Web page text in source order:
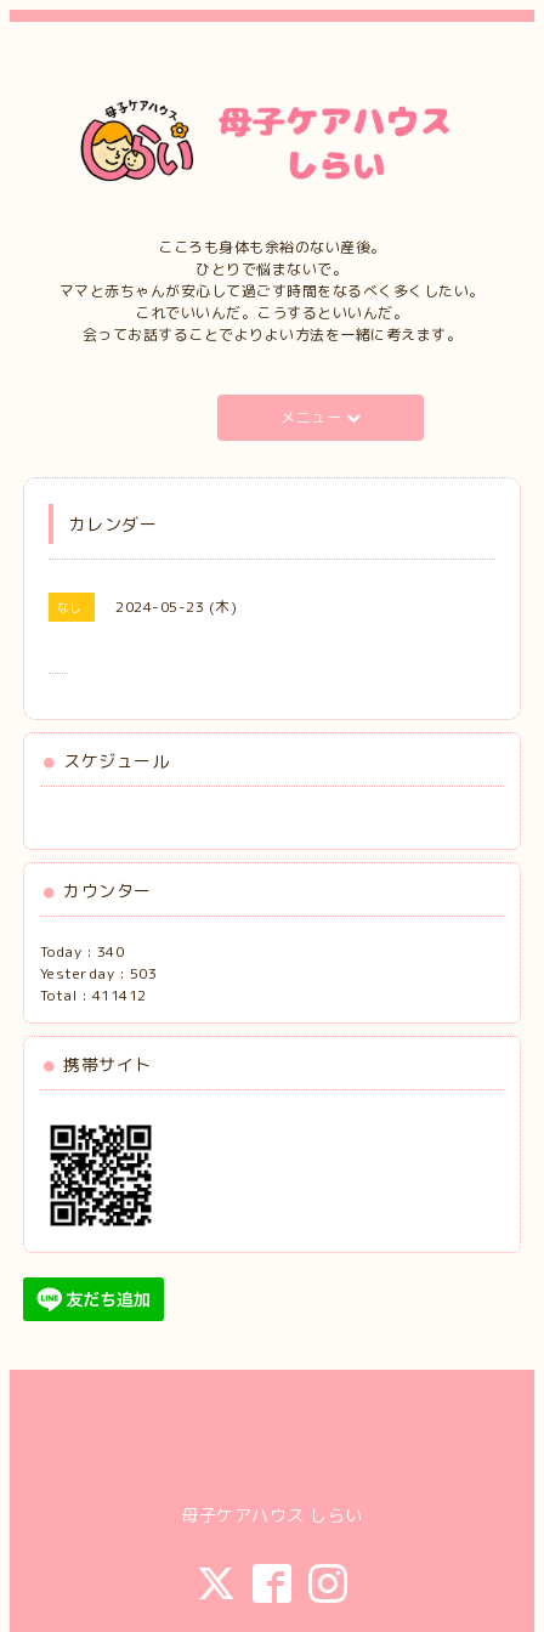
こころも身体も余裕のない産後。
ひとりで悩まないで。
ママと赤ちゃんが安心して過ごす時間をなるべく多くしたい。
これでいいんだ。こうするといいんだ。
会ってお話することでよりよい方法を一緒に考えます。
メニュー
カレンダー
なし 2024-05-23 (木)
スケジュール
カウンター
Today : 340
Yesterday : 503
Total : 411412
携帯サイト
母子ケアハウス しらい